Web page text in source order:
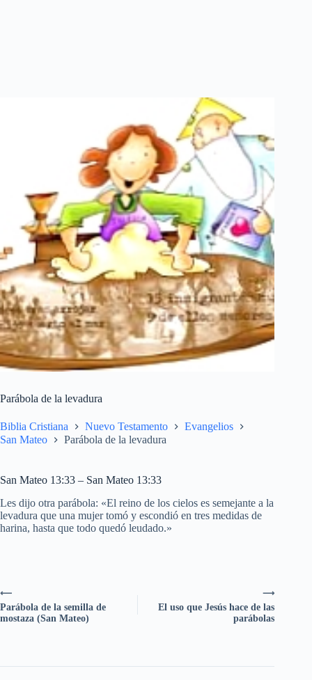
Parábola de la levadura
Biblia Cristiana Nuevo Testamento
Evangelios
San Mateo
Parábola de la levadura
San Mateo 13:33 – San Mateo 13:33
Les dijo otra parábola: «El reino de los cielos es semejante a la
levadura que una mujer tomó y escondió en tres medidas de
harina, hasta que todo quedó leudado.»
⟶
El uso que Jesús hace de las
parábolas
⟵
Parábola de la semilla de
mostaza (San Mateo)